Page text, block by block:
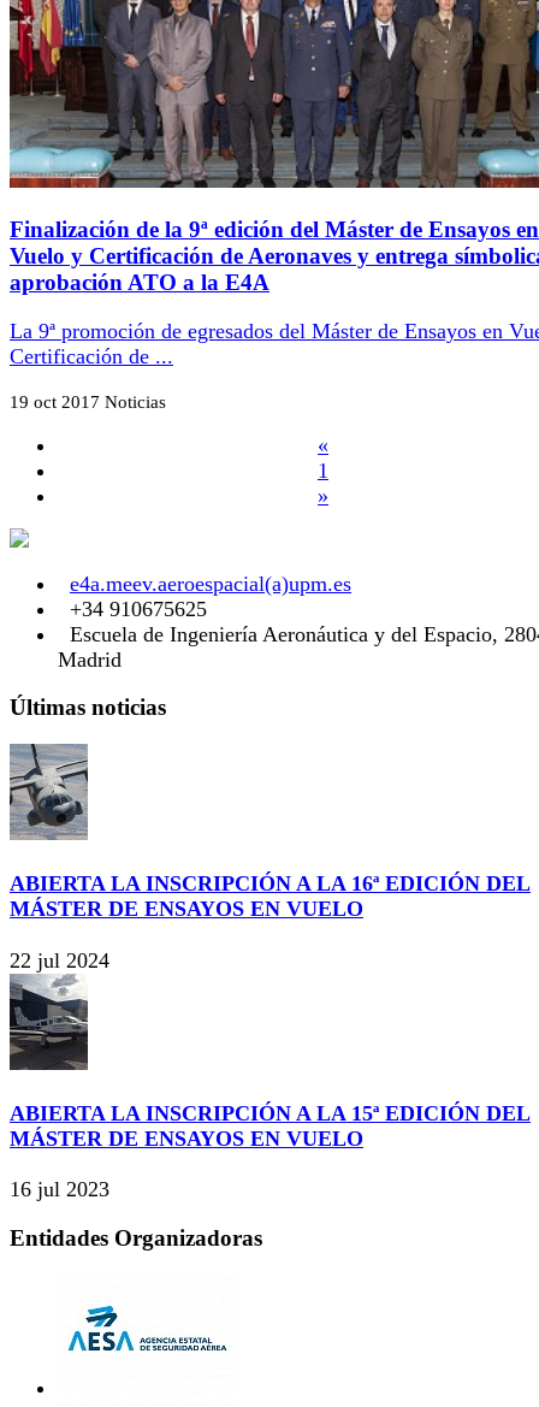
Finalización de la 9ª edición del Máster de Ensayos en
Vuelo y Certificación de Aeronaves y entrega
aprobación ATO a la E4A
La 9ª promoción de egresados del Máster de Ensayos en
Certificación de ...
19 oct 2017 Noticias
«
1
»
e4a.meev.aeroespacial(a)upm.es
+34 910675625
Escuela de Ingeniería Aeronáutica y del Espacio,
Madrid
Últimas noticias
ABIERTA LA INSCRIPCIÓN A LA 16ª EDICIÓN DEL
MÁSTER DE ENSAYOS EN VUELO
22 jul 2024
ABIERTA LA INSCRIPCIÓN A LA 15ª EDICIÓN DEL
MÁSTER DE ENSAYOS EN VUELO
16 jul 2023
Entidades Organizadoras